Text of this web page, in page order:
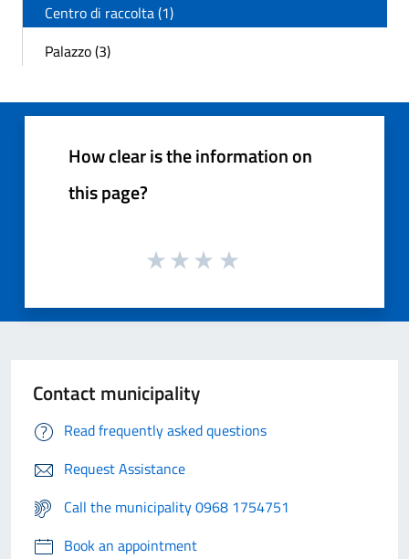
Centro di raccolta (1)
Palazzo (3)
How clear is the information on
this page?
Contact municipality
Read frequently asked questions
Request Assistance
Call the municipality 0968 1754751
Book an appointment